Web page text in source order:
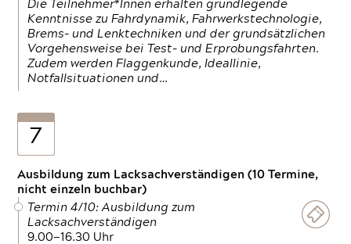
Die Teilnehmer*Innen erhalten grundlegende
Kenntnisse zu Fahrdynamik, Fahrwerkstechnologie,
Brems- und Lenktechniken und der grundsätzlichen
Vorgehensweise bei Test- und Erprobungsfahrten.
Zudem werden Flaggenkunde, Ideallinie,
Notfallsituationen und…
7
Ausbildung zum Lacksachverständigen (10 Termine,
nicht einzeln buchbar)
Termin 4/10: Ausbildung zum
Lacksachverständigen
9.00—16.30 Uhr